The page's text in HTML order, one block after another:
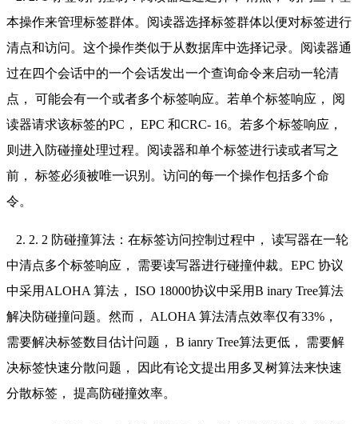
本操作来管理标签群体。阅读器选择标签群体以便对标签进行
清点和访问。这个操作类似于从数据库中选择记录。阅读器通
过在四个会话中的一个会话发出一个查询命令来启动一轮清
点， 可能会有一个或者多个标签响应。若单个标签响应， 阅
读器请求该标签的PC， EPC 和CRC- 16。若多个标签响应，
则进入防碰撞处理过程。阅读器和单个标签进行读或者写之
前， 标签必须被唯一识别。访问的每一个操作包括多个命
令。
2. 2. 2 防碰撞算法：在标签访问控制过程中， 读写器在一轮
中清点多个标签响应， 需要读写器进行碰撞仲裁。EPC 协议
中采用ALOHA 算法， ISO 18000协议中采用B inary Tree算法
解决防碰撞问题。然而， ALOHA 算法清点效率仅有33%，
需要解决标签数目估计问题， B ianry Tree算法更低， 需要解
决标签快速分散问题， 因此有论文提出用多叉树算法来快速
分散标签， 提高防碰撞效率。